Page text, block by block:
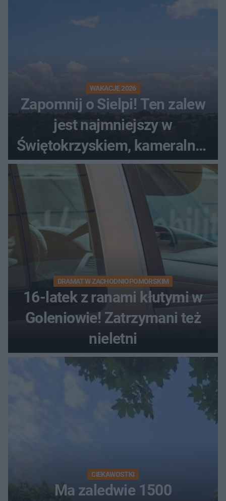
WAKACJE 2026
Zapomnij o Sielpi! Ten zalew
jest najmniejszy w
Świętokrzyskiem, kameralny i
bez tłumów
DRAMAT W ZACHODNIOPOMORSKIM
16-latek z ranami kłutymi w
Goleniowie! Zatrzymani też
nieletni
CIEKAWOSTKI
Ma zaledwie 1500